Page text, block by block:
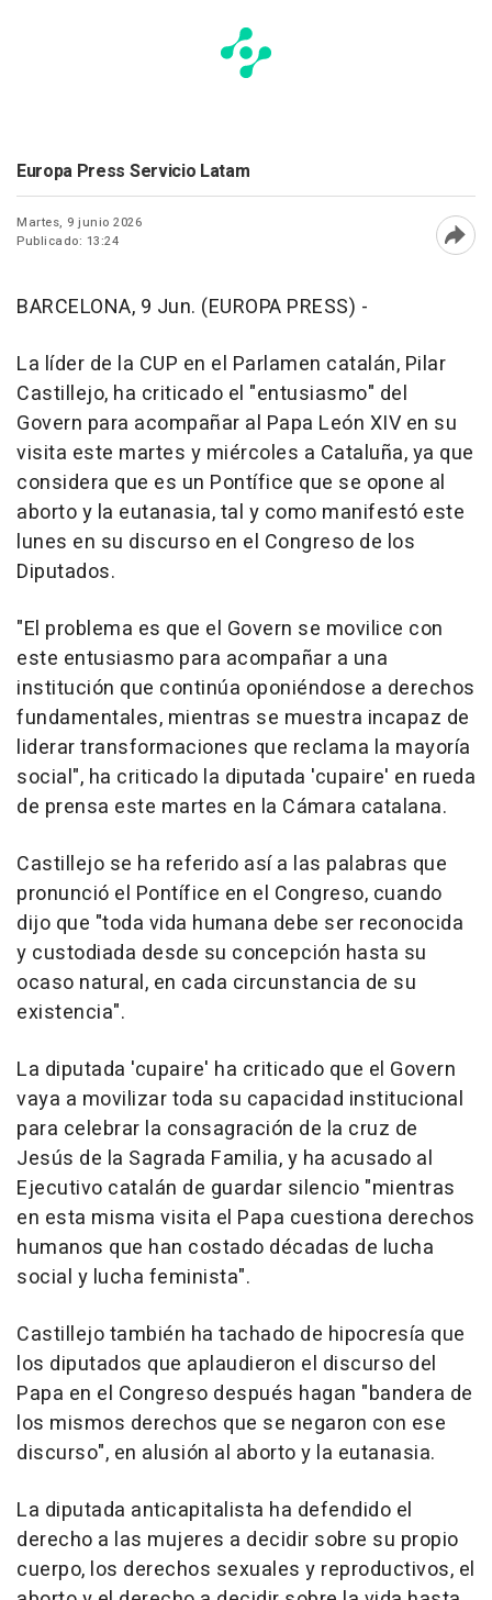
Europa Press Servicio Latam
Martes, 9 junio 2026
Publicado: 13:24
BARCELONA, 9 Jun. (EUROPA PRESS) -
La líder de la CUP en el Parlamen catalán, Pilar
Castillejo, ha criticado el "entusiasmo" del
Govern para acompañar al Papa León XIV en su
visita este martes y miércoles a Cataluña, ya que
considera que es un Pontífice que se opone al
aborto y la eutanasia, tal y como manifestó este
lunes en su discurso en el Congreso de los
Diputados.
"El problema es que el Govern se movilice con
este entusiasmo para acompañar a una
institución que continúa oponiéndose a derechos
fundamentales, mientras se muestra incapaz de
liderar transformaciones que reclama la mayoría
social", ha criticado la diputada 'cupaire' en rueda
de prensa este martes en la Cámara catalana.
Castillejo se ha referido así a las palabras que
pronunció el Pontífice en el Congreso, cuando
dijo que "toda vida humana debe ser reconocida
y custodiada desde su concepción hasta su
ocaso natural, en cada circunstancia de su
existencia".
La diputada 'cupaire' ha criticado que el Govern
vaya a movilizar toda su capacidad institucional
para celebrar la consagración de la cruz de
Jesús de la Sagrada Familia, y ha acusado al
Ejecutivo catalán de guardar silencio "mientras
en esta misma visita el Papa cuestiona derechos
humanos que han costado décadas de lucha
social y lucha feminista".
Castillejo también ha tachado de hipocresía que
los diputados que aplaudieron el discurso del
Papa en el Congreso después hagan "bandera de
los mismos derechos que se negaron con ese
discurso", en alusión al aborto y la eutanasia.
La diputada anticapitalista ha defendido el
derecho a las mujeres a decidir sobre su propio
cuerpo, los derechos sexuales y reproductivos, el